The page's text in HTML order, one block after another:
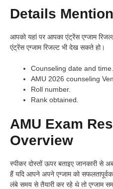
Details
आपको यहां पर आपका एंट्रेंस एग्जाम
एंट्रेंस एग्जाम रिजल्ट भी देख सकते हो।
Counseling date and time.
AMU 2026 counseling
Roll number.
Rank obtained.
AMU Exam
Overview
स्पीकर दोस्तों ऊपर बताइए जानकारी
हैं यदि आपने अपने एग्जाम को
लंबे समय से तैयारी कर रहे थे तो एग्जाम